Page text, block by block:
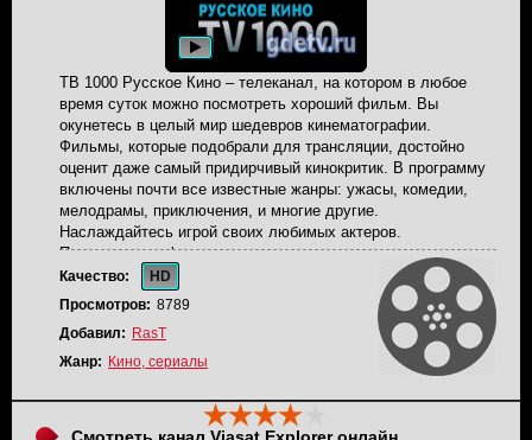
ТВ 1000 Русское Кино – телеканал, на котором в любое
время суток можно посмотреть хороший фильм. Вы
окунетесь в целый мир шедевров кинематографии.
Фильмы, которые подобрали для трансляции, достойно
оценит даже самый придирчивый кинокритик. В программу
включены почти все известные жанры: ужасы, комедии,
мелодрамы, приключения, и многие другие.
Наслаждайтесь игрой своих любимых актеров.
Пересмотрите фильмы прошлых лет, ознакомьтесь с
новинками. И самое главное, вам не придется думать над
выбором киноленты, работники уже это сделали за вас.
Любой фильм на ТВ 1000 Русское Кино, с легкостью
можно назвать шедевром. Проведите свободнее время за
просмотром интересного фильма, не пожалеете.
Трансляция канала ТВ 1000 Русское кино вещается в
прямом эфире.
Качество:
HD
Просмотров: 8789
Добавил: RasT
Жанр: Кино, сериалы